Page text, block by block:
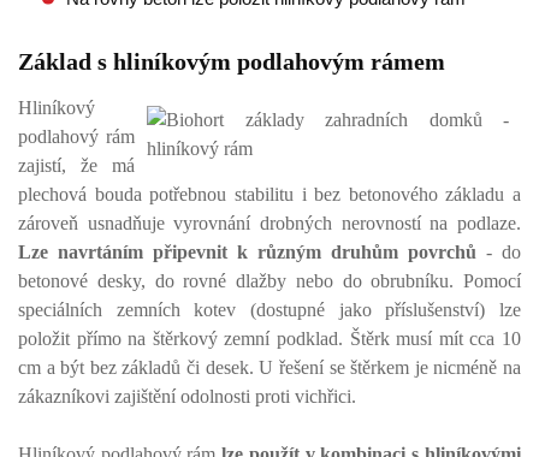
Základ s hliníkovým podlahovým rámem
Hliníkový
podlahový rám
zajistí, že má
plechová bouda potřebnou stabilitu i bez betonového základu a
zároveň usnadňuje vyrovnání drobných nerovností na podlaze.
Lze navrtáním připevnit k různým druhům povrchů - do
betonové desky, do rovné dlažby nebo do obrubníku. Pomocí
speciálních zemních kotev (dostupné jako příslušenství) lze
položit přímo na štěrkový zemní podklad. Štěrk musí mít cca 10
cm a být bez základů či desek. U řešení se štěrkem je nicméně na
zákazníkovi zajištění odolnosti proti vichřici.